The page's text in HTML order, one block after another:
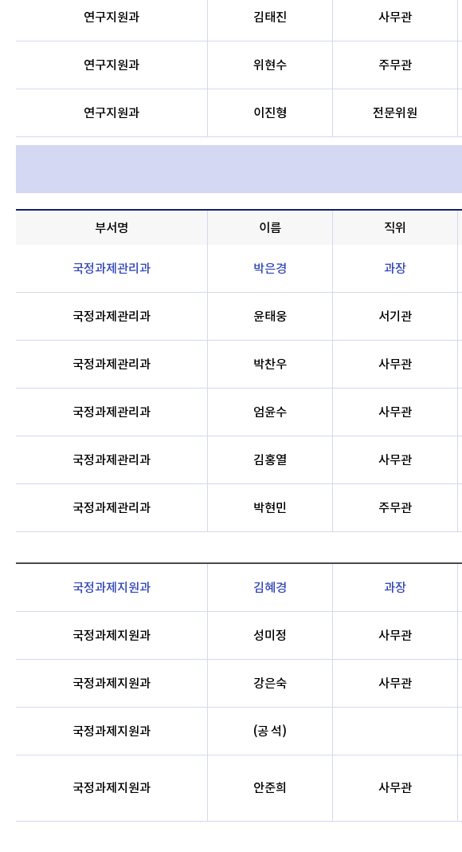
연구지원과 김태진 사무관
연구지원과 위현수 주무관
연구지원과 이진형 전문위원
부서명 이름 직위
국정과제관리과 박은경 과장
국정과제관리과 윤태웅 서기관
국정과제관리과 박찬우 사무관
국정과제관리과 엄윤수 사무관
국정과제관리과 김홍열 사무관
국정과제관리과 박현민 주무관
국정과제지원과 김혜경 과장
국정과제지원과 성미정 사무관
국정과제지원과 강은숙 사무관
국정과제지원과 (공 석)
국정과제지원과 안준희 사무관